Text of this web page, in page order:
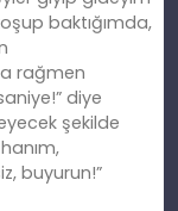
baktığımda,
rağmen
diye
şekilde
buyurun!”